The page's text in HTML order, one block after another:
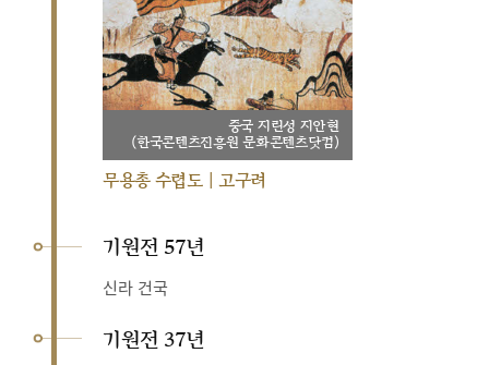
중국 지린성 지안현
(한국콘텐츠진흥원 문화콘텐츠닷컴)
무용총 수렵도 | 고구려
기원전 57년
신라 건국
기원전 37년